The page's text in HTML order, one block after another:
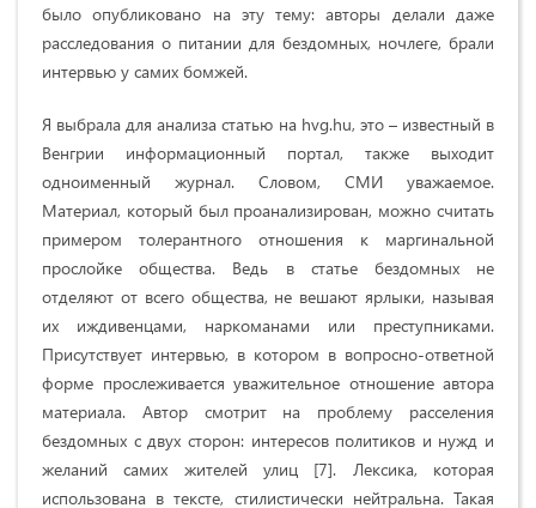
было опубликовано на эту тему: авторы делали даже
расследования о питании для бездомных, ночлеге, брали
интервью у самих бомжей.
Я выбрала для анализа статью на hvg.hu, это – известный в
Венгрии информационный портал, также выходит
одноименный журнал. Словом, СМИ уважаемое.
Материал, который был проанализирован, можно считать
примером толерантного отношения к маргинальной
прослойке общества. Ведь в статье бездомных не
отделяют от всего общества, не вешают ярлыки, называя
их иждивенцами, наркоманами или преступниками.
Присутствует интервью, в котором в вопросно-ответной
форме прослеживается уважительное отношение автора
материала. Автор смотрит на проблему расселения
бездомных с двух сторон: интересов политиков и нужд и
желаний самих жителей улиц [7]. Лексика, которая
использована в тексте, стилистически нейтральна. Такая